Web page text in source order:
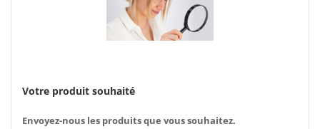
Votre produit souhaité
Envoyez-nous les produits que vous souhaitez.